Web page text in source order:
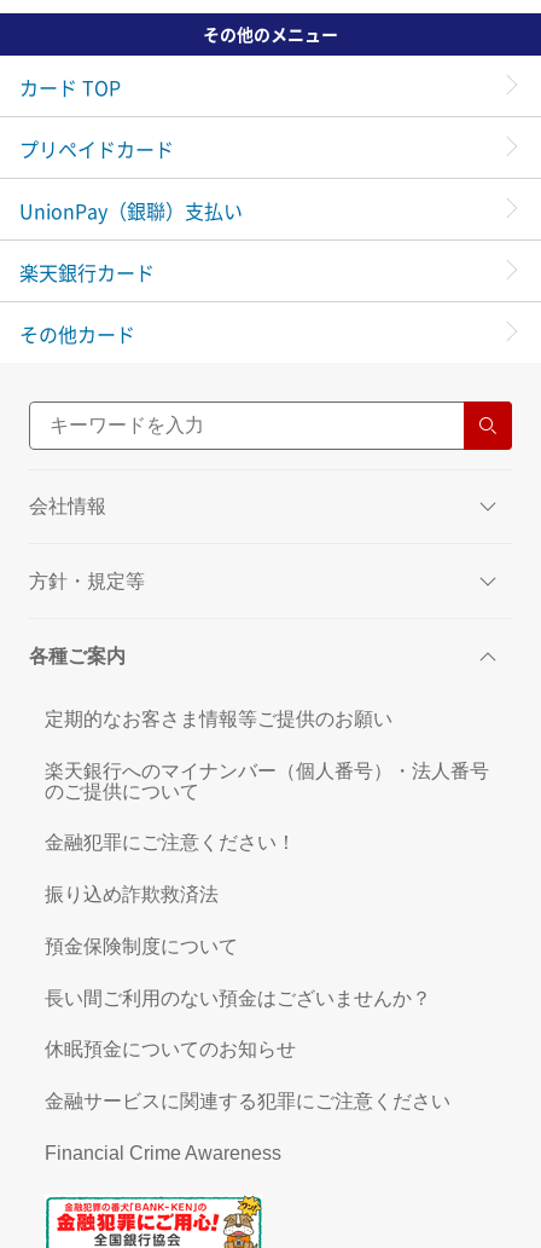
その他のメニュー
カード TOP
プリペイドカード
UnionPay（銀聯）支払い
楽天銀行カード
その他カード
会社情報
方針・規定等
各種ご案内
定期的なお客さま情報等ご提供のお願い
楽天銀行へのマイナンバー（個人番号）・法人番号
のご提供について
金融犯罪にご注意ください！
振り込め詐欺救済法
預金保険制度について
長い間ご利用のない預金はございませんか？
休眠預金についてのお知らせ
金融サービスに関連する犯罪にご注意ください
Financial Crime Awareness